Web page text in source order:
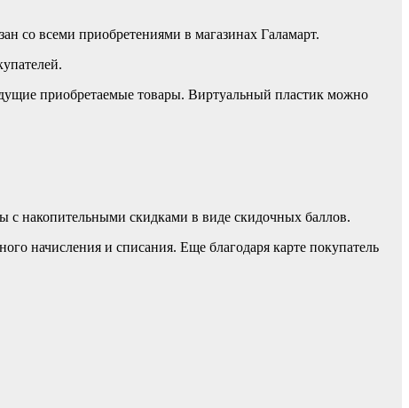
со всеми приобретениями в магазинах Галамарт.
приобретаемые товары. Виртуальный пластик можно
с накопительными скидками в виде скидочных баллов.
начисления и списания. Еще благодаря карте покупатель